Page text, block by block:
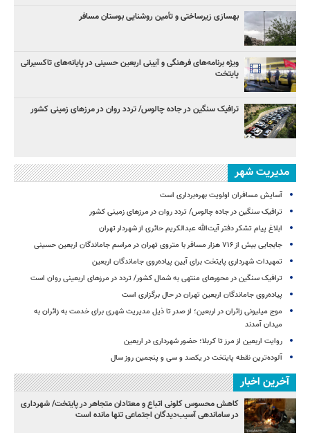
بهسازی زیرساختی و تأمین روشنایی بوستان مسافر
ویژه برنامه‌های فرهنگی و آیینی اربعین حسینی در پایانه‌های تاکسیرانی
پایتخت
ترافیک سنگین در جاده چالوس/ تردد روان در مرزهای زمینی کشور
مدیریت شهر
آسایش مسافران اولویت بهره‌برداری است
ترافیک سنگین در جاده چالوس/ تردد روان در مرزهای زمینی کشور
ابلاغ پیام تشکر دفتر آیت‌الله عبدالکریم حائری از شهردار تهران
جابجایی بیش از ۷۱۶ هزار مسافر با متروی تهران در مراسم جاماندگان اربعین حسینی
تمهیدات شهرداری پایتخت برای آیین پیاده‌روی جاماندگان اربعین
ترافیک سنگین در محورهای منتهی به شمال کشور/ تردد در مرزهای اربعینی روان است
پیاده‌روی جاماندگان اربعین تهران در حال برگزاری است
موج میلیونی زائران در اربعین؛ از صدر تا ذیل مدیریت شهری برای خدمت به زائران به
میدان آمدند
روایت اربعین از مرز تا کربلا؛ حضور شهرداری در اربعین
آلوده‌ترین نقطه پایتخت در یکصد و سی‌ و پنجمین روز سال
آخرین اخبار
کاهش محسوس کلونی اتباع و معتادان متجاهر در پایتخت/ شهرداری
در ساماندهی آسیب‌دیدگان اجتماعی تنها مانده است